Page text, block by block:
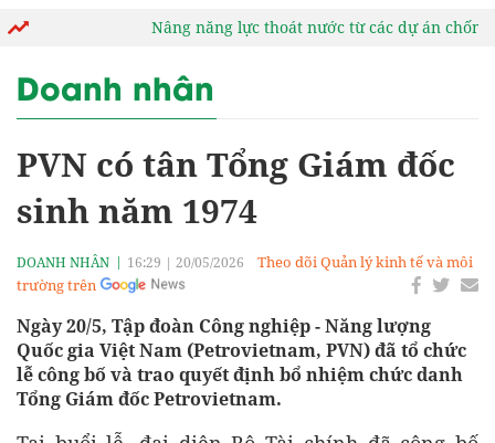
Nâng năng lực thoát nước từ các dự án chống
Doanh nhân
PVN có tân Tổng Giám đốc
sinh năm 1974
DOANH NHÂN 16:29 | 20/05/2026
Theo dõi Quản lý kinh tế và môi
trường trên
Ngày 20/5, Tập đoàn Công nghiệp - Năng lượng
Quốc gia Việt Nam (Petrovietnam, PVN) đã tổ chức
lễ công bố và trao quyết định bổ nhiệm chức danh
Tổng Giám đốc Petrovietnam.